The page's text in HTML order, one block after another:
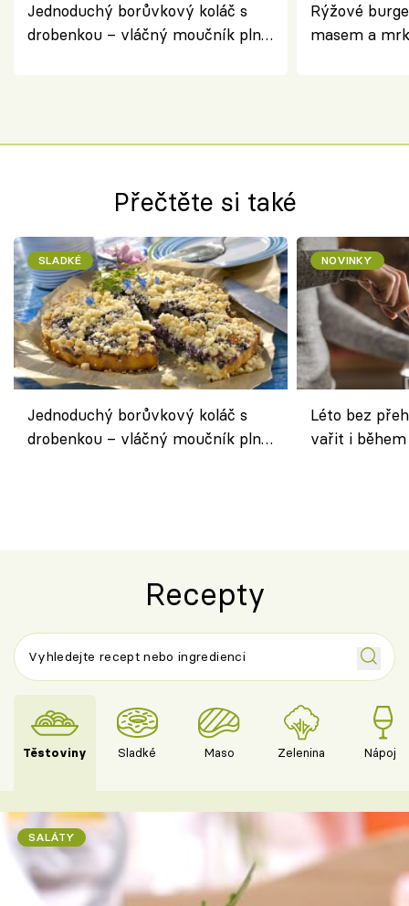
Jednoduchý borůvkový koláč s
drobenkou – vláčný moučník plný
Rýžové
masem a
Přečtěte si také
SLADKÉ
Jednoduchý borůvkový koláč s
drobenkou – vláčný moučník plný
NOVINKY
Léto bez
vařit i
Recepty
Těstoviny Sladké Maso Zelenina Nápoje
SALÁTY